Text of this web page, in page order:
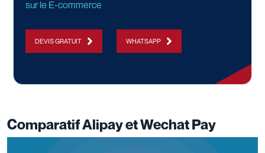
sur le E-commerce
DEVIS GRATUIT WHATSAPP
Comparatif Alipay et Wechat Pay